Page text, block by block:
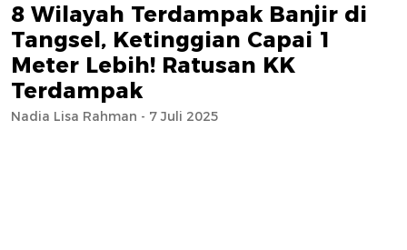
8 Wilayah Terdampak Banjir di
Tangsel, Ketinggian Capai 1
Meter Lebih! Ratusan KK
Terdampak
Nadia Lisa Rahman - 7 Juli 2025